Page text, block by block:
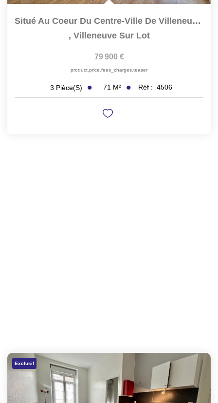
Situé Au Coeur Du Centre-Ville De Villeneuve-Sur-Lot,...
, Villeneuve Sur Lot
79 900 €
product.price.fees_charges.teaser
3 Pièce(s) 71 M² Réf : 4506
Exclusif